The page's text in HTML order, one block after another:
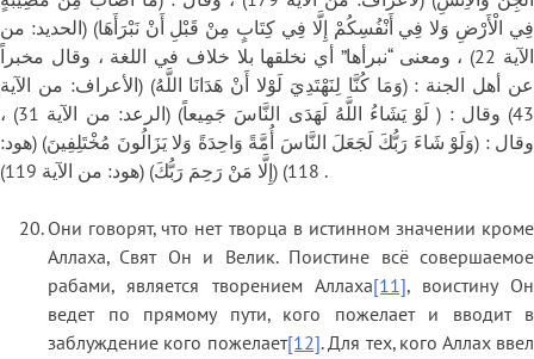
فِي الْأَرْضِ وَلا فِي أَنْفُسِكُمْ إِلَّا فِي كِتَابٍ مِنْ قَبْلِ أَنْ نَبْرَأَهَا) (الحديد: من
الآية 22) ، ومعنى “نبرأها” أي نخلقها بلا خلاف في اللغة ، وقال مخبراً
عن أهل الجنة : (وَمَا كُنَّا لِنَهْتَدِيَ لَوْلا أَنْ هَدَانَا اللَّهُ) (الأعراف: من الآية
43) وقال : ( لَوْ يَشَاءُ اللَّهُ لَهَدَى النَّاسَ جَمِيعاً) (الرعد: من الآية 31) ،
وقال : (وَلَوْ شَاءَ رَبُّكَ لَجَعَلَ النَّاسَ أُمَّةً وَاحِدَةً وَلا يَزَالُونَ مُخْتَلِفِينَ) (هود:
118) (إِلَّا مَنْ رَحِمَ رَبُّكَ) (هود: من الآية 119) .
Они говорят, что нет творца в истинном значении кроме
Аллаха, Свят Он и Велик. Поистине всё совершаемое
рабами, является творением Аллаха[11], воистину Он
ведет по прямому пути, кого пожелает и вводит в
заблуждение кого пожелает[12]. Для тех, кого Аллах ввел